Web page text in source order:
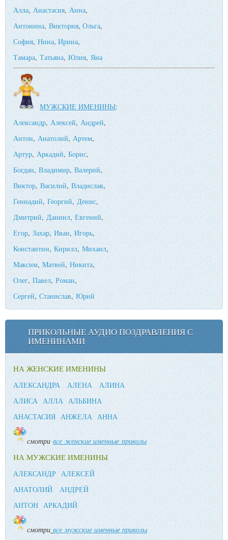
Алла,Анастасия,Анна,
Антонина,Виктория, Ольга,
София,Нина, Ирина,
Тамара,Татьяна,Юлия,Яна
МУЖСКИЕ ИМЕНИНЫ:
Александр, Алексей,Андрей,
Антон,Анатолий,Артем,
Артур,Аркадий,Борис,
Богдан, Владимир,Валерий,
Виктор,Василий, Владислав,
Геннадий,Георгий, Денис,
Дмитрий,Даниил,Евгений,
Егор,Захар, Иван,Игорь,
Константин,Кирилл, Михаил,
Максим, Матвей,Никита,
Олег, Павел, Роман,
Сергей, Станислав,Юрий
ПРИКОЛЬНЫЕ АУДИО ПОЗДРАВЛЕНИЯ С
ИМЕНИНАМИ
НА ЖЕНСКИЕ ИМЕНИНЫ
АЛЕКСАНДРА АЛЕНА
АЛИНА
АЛИСА АЛЛА АЛЬБИНА
АНАСТАСИЯ АНЖЕЛА АННА
смотри все женские именные приколы
НА МУЖСКИЕ ИМЕНИНЫ
АЛЕКСАНДР АЛЕКСЕЙ
АНАТОЛИЙ
АНДРЕЙ
АНТОН АРКАДИЙ
смотри все мужские именные приколы